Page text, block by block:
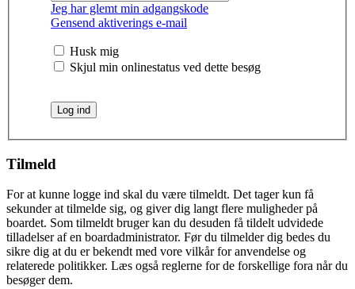
Jeg har glemt min adgangskode
Gensend aktiverings e-mail
Husk mig
Skjul min onlinestatus ved dette besøg
Tilmeld
For at kunne logge ind skal du være tilmeldt. Det tager kun få
sekunder at tilmelde sig, og giver dig langt flere muligheder på
boardet. Som tilmeldt bruger kan du desuden få tildelt udvidede
tilladelser af en boardadministrator. Før du tilmelder dig bedes du
sikre dig at du er bekendt med vore vilkår for anvendelse og
relaterede politikker. Læs også reglerne for de forskellige fora når du
besøger dem.